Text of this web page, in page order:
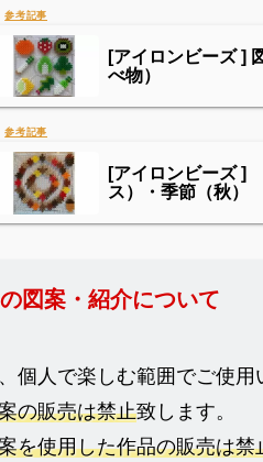
[アイロンビーズ ]
べ物）
[アイロンビーズ
ス）・季節（秋）
図案・紹介について
個人で楽しむ範囲でご使用
の販売は禁止致します。
を使用した作品の販売は禁